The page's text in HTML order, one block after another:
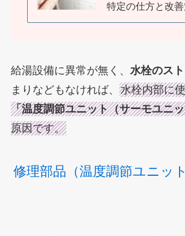
特定の仕方と改
給湯設備に異常が無く、 水栓のス
まりなどもなければ、 水栓内部に
「温度調節ユニット（サーモユニ
原因です。
修理部品（温度調節ユニッ